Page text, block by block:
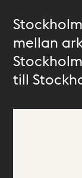
mellan
till